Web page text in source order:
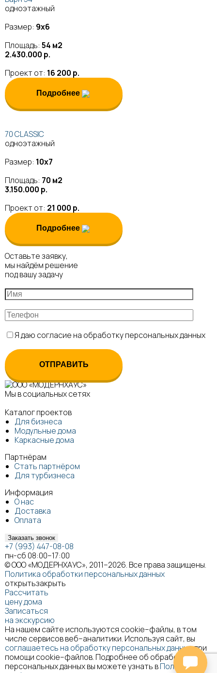
одноэтажный
Размер: 9х6
Площадь: 54 м2
2.430.000 р.
Проект от: 16 200 р.
Подробнее
70 CLASSIC
одноэтажный
Размер: 10х7
Площадь: 70 м2
3.150.000 р.
Проект от: 21 000 р.
Подробнее
Оставьте заявку,
мы найдём решение
под вашу задачу
Я даю согласие на обработку персональных данных
Мы в социальных сетях
Каталог проектов
Для бизнеса
Модульные дома
Каркасные дома
Партнёрам
Стать партнёром
Для турбизнеса
Информация
О нас
Доставка
Оплата
Заказать звонок
+7 (993) 447-08-08
пн-сб 08:00–17:00
© ООО «МОДЕРНХАУС», 2011–2026. Все права защищены.
Политика обработки персональных данных
открытьзакрыть
Рассчитать
цену дома
Записаться
на экскурсию
На нашем сайте используются cookie–файлы, в том
числе сервисов веб–аналитики. Используя сайт, вы
соглашаетесь на обработку персональных данныхпри
помощи cookie–файлов. Подробнее об обработке
персональных данных вы можете узнать вПолитике